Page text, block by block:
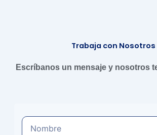
Trabaja con Nosotros
Escríbanos un mensaje y nosotros